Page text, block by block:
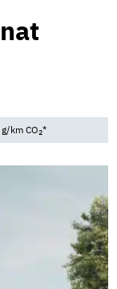
km CO2*